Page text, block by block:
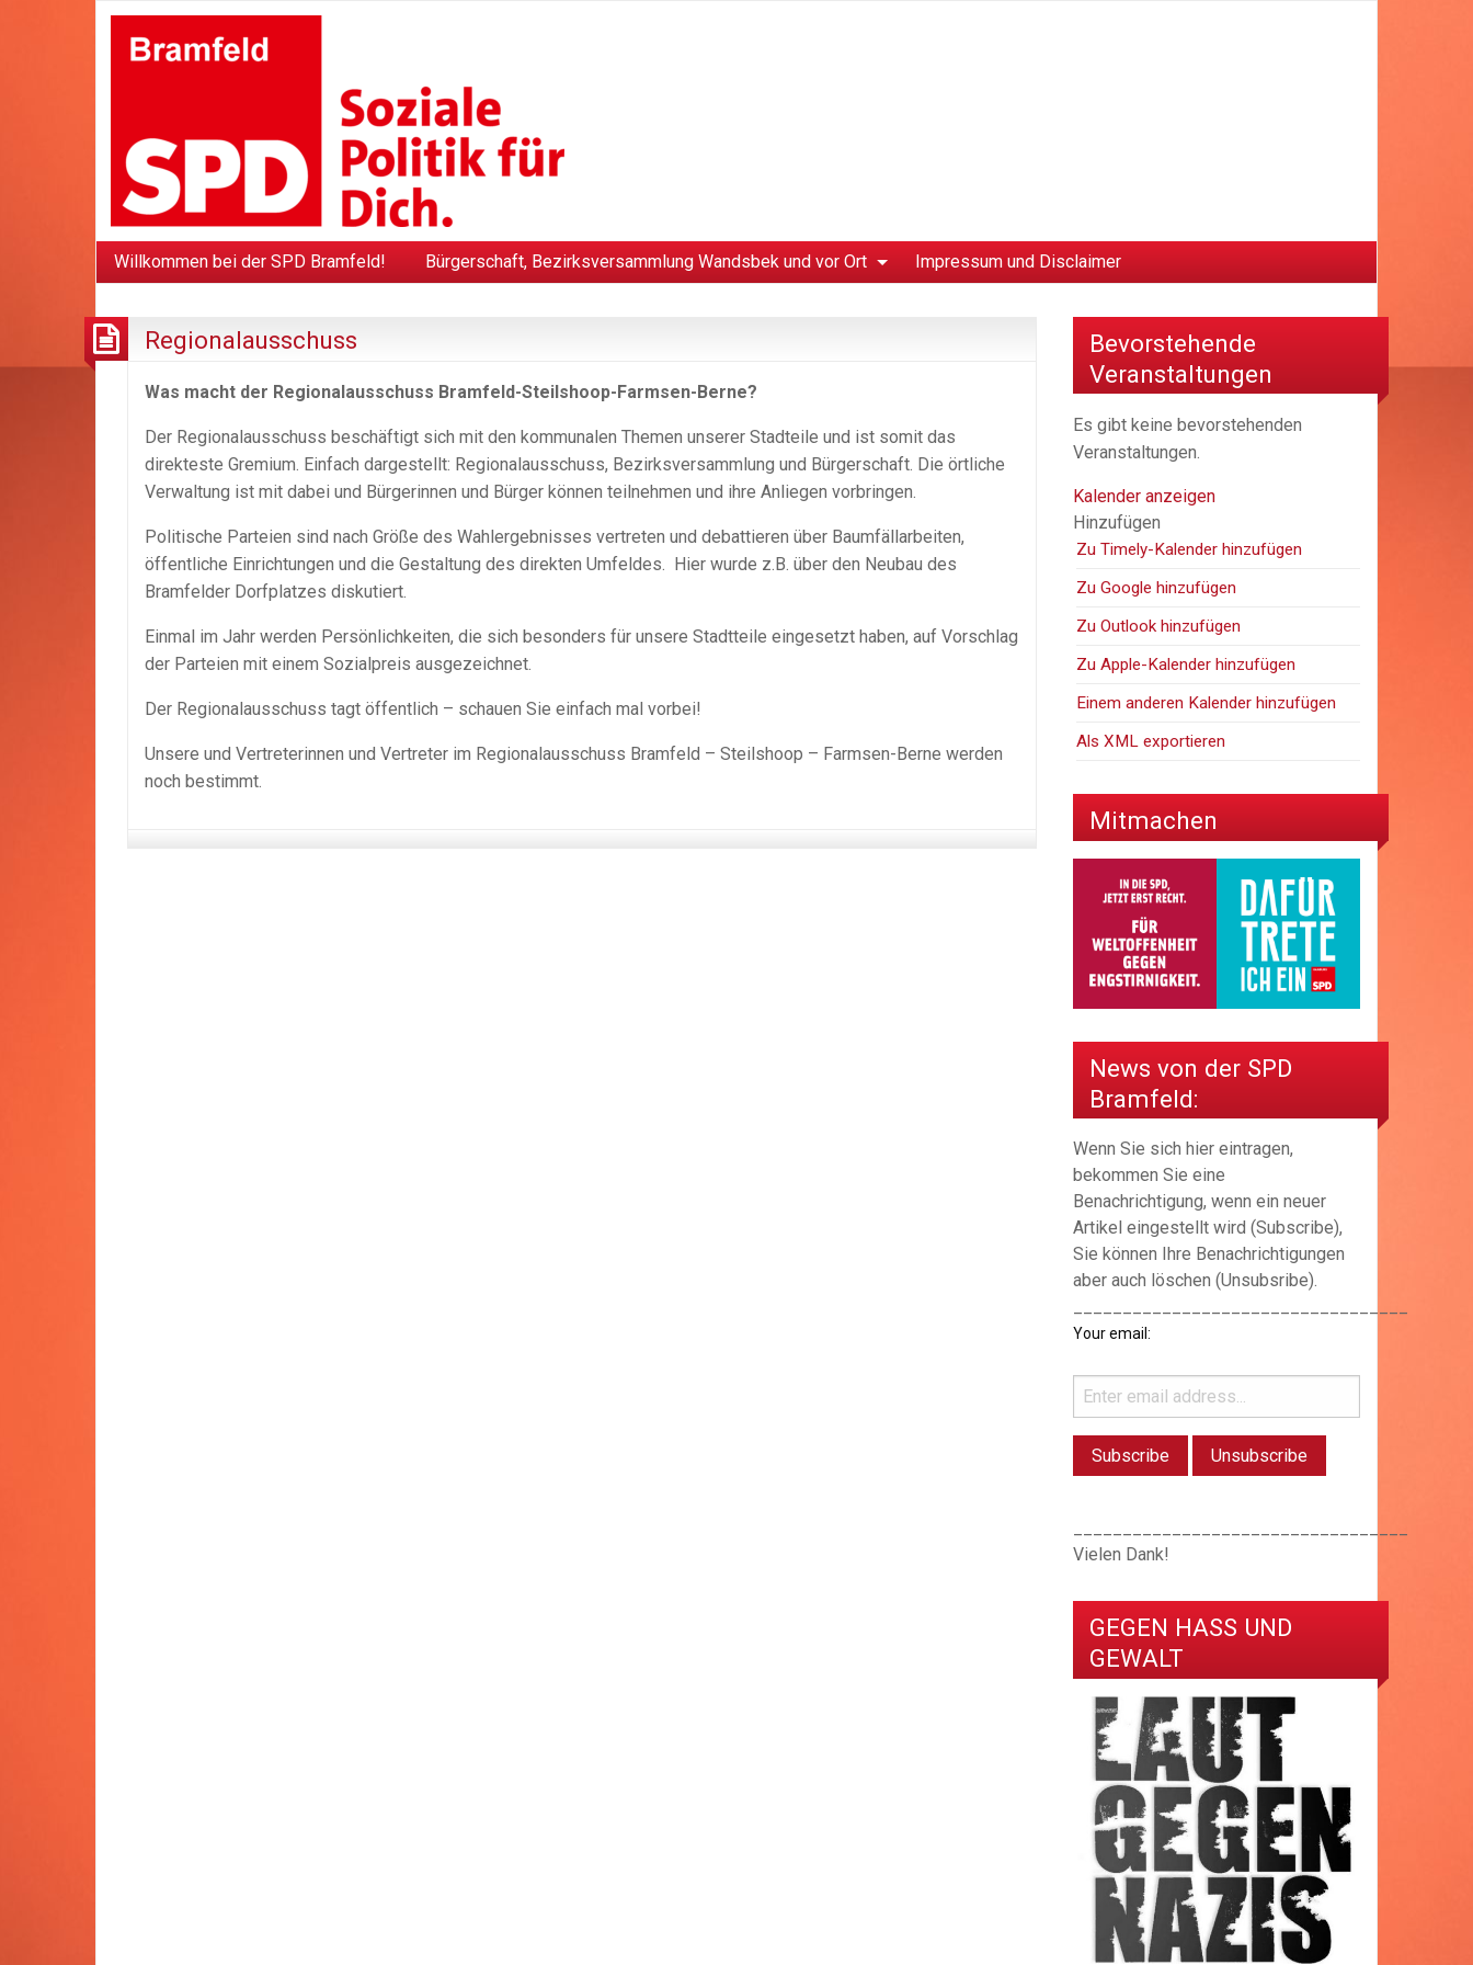
Willkommen bei der SPD Bramfeld! Bürgerschaft, Bezirksversammlung Wandsbek und vor Ort Impressum und Disclaimer
Regionalausschuss
Was macht der Regionalausschuss Bramfeld-Steilshoop-Farmsen-Berne?
Der Regionalausschuss beschäftigt sich mit den kommunalen Themen unserer Stadteile und ist somit das
direkteste Gremium. Einfach dargestellt: Regionalausschuss, Bezirksversammlung und Bürgerschaft. Die örtliche
Verwaltung ist mit dabei und Bürgerinnen und Bürger können teilnehmen und ihre Anliegen vorbringen.
Politische Parteien sind nach Größe des Wahlergebnisses vertreten und debattieren über Baumfällarbeiten,
öffentliche Einrichtungen und die Gestaltung des direkten Umfeldes. Hier wurde z.B. über den Neubau des
Bramfelder Dorfplatzes diskutiert.
Einmal im Jahr werden Persönlichkeiten, die sich besonders für unsere Stadtteile eingesetzt haben, auf Vorschlag
der Parteien mit einem Sozialpreis ausgezeichnet.
Der Regionalausschuss tagt öffentlich – schauen Sie einfach mal vorbei!
Unsere und Vertreterinnen und Vertreter im Regionalausschuss Bramfeld – Steilshoop – Farmsen-Berne werden
noch bestimmt.
Bevorstehende
Veranstaltungen
Es gibt keine bevorstehenden
Veranstaltungen.
Kalender anzeigen
Hinzufügen
Zu Timely-Kalender hinzufügen
Zu Google hinzufügen
Zu Outlook hinzufügen
Zu Apple-Kalender hinzufügen
Einem anderen Kalender hinzufügen
Als XML exportieren
Mitmachen
News von der SPD
Bramfeld:
Wenn Sie sich hier eintragen,
bekommen Sie eine
Benachrichtigung, wenn ein neuer
Artikel eingestellt wird (Subscribe),
Sie können Ihre Benachrichtigungen
aber auch löschen (Unsubsribe).
Your email:
Vielen Dank!
GEGEN HASS UND
GEWALT